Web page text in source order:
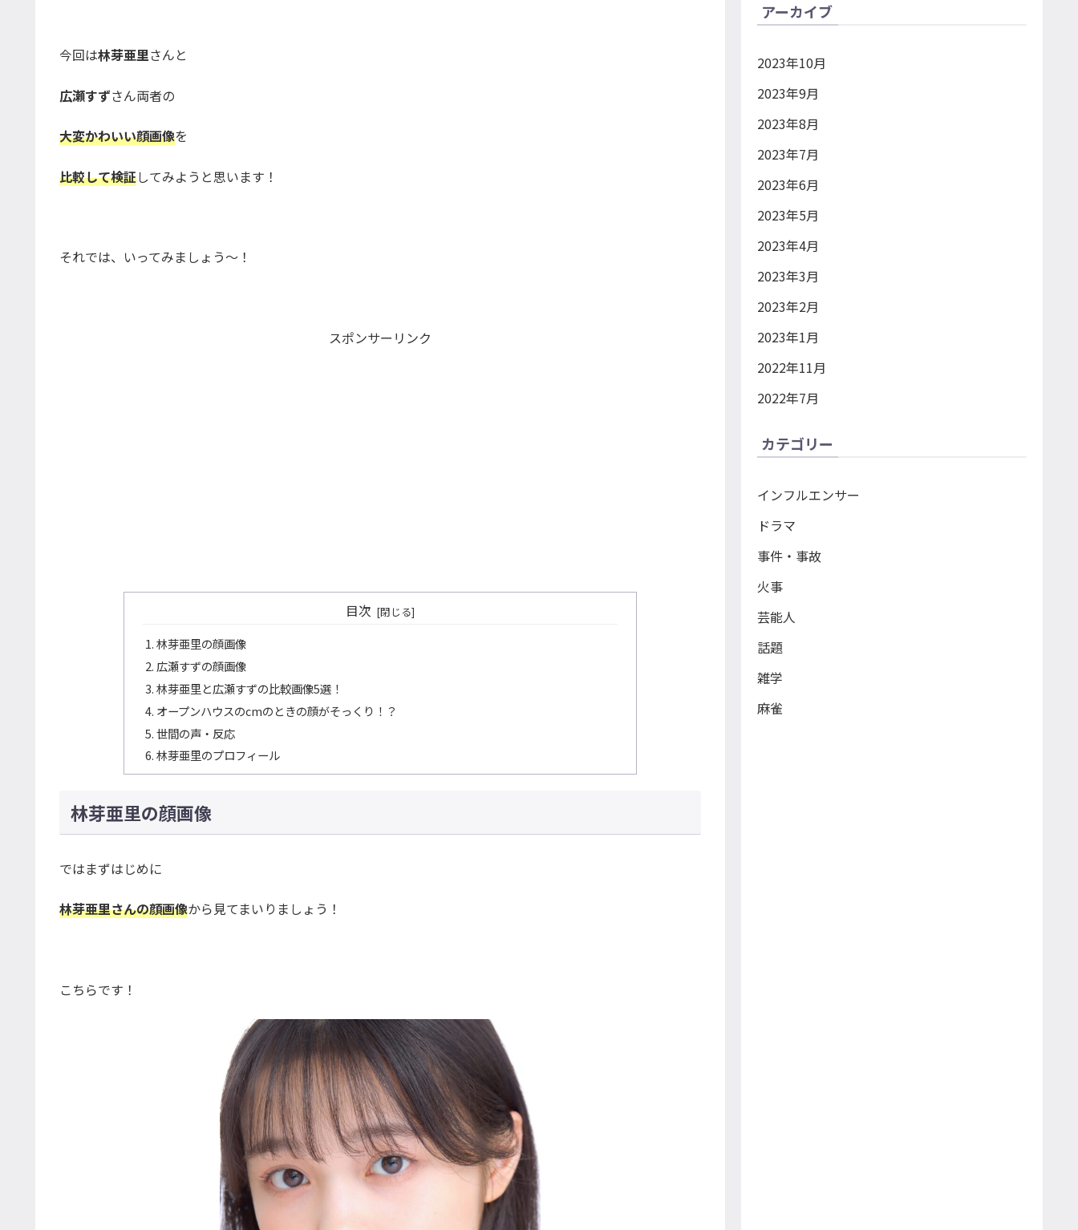
今回は林芽亜里さんと
広瀬すずさん両者の
大変かわいい顔画像を
比較して検証してみようと思います！
それでは、いってみましょう〜！
スポンサーリンク
目次
林芽亜里の顔画像
広瀬すずの顔画像
林芽亜里と広瀬すずの比較画像5選！
オープンハウスのcmのときの顔がそっくり！？
世間の声・反応
林芽亜里のプロフィール
林芽亜里の顔画像
ではまずはじめに
林芽亜里さんの顔画像から見てまいりましょう！
こちらです！
アーカイブ
2023年10月
2023年9月
2023年8月
2023年7月
2023年6月
2023年5月
2023年4月
2023年3月
2023年2月
2023年1月
2022年11月
2022年7月
カテゴリー
インフルエンサー
ドラマ
事件・事故
火事
芸能人
話題
雑学
麻雀